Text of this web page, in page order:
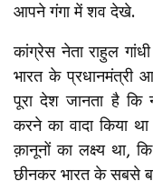
आपने गंगा में शव देखे.
कांग्रेस नेता राहुल
भारत के प्रधानमंत्री
पूरा देश जानता है कि
करने का वादा किया
क़ानूनों का लक्ष्य था,
छीनकर भारत के सबसे